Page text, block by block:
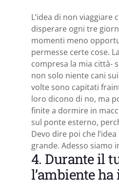
L’idea di non
disperare ogni tre
momenti meno
permesse certe cose.
compresa la mia città-
non solo niente cani
volte sono capitati
loro dicono di no, ma
finite a dormire in
sul ponte esterno,
Devo dire poi che
grande. Adesso siamo
4. Durante il
l’ambiente